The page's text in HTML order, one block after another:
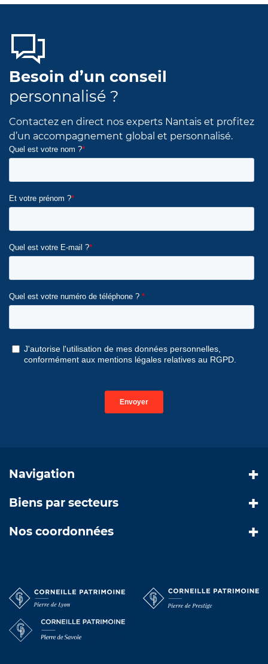
Besoin d’un conseil
personnalisé ?
Contactez en direct nos experts Nantais et profitez
d’un accompagnement global et personnalisé.
Navigation
Biens par secteurs
Nos coordonnées